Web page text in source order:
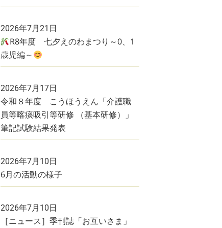
2026年7月21日
R8年度 七夕えのわまつり～0、1
歳児編～
2026年7月17日
令和８年度 こうほうえん「介護職
員等喀痰吸引等研修 （基本研修）」
筆記試験結果発表
2026年7月10日
6月の活動の様子
2026年7月10日
［ニュース］季刊誌「お互いさま」